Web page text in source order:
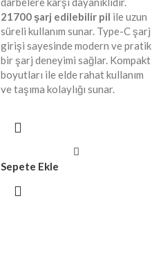
21700 şarj edilebilir pil ile uzun
süreli kullanım sunar. Type-C şarj
girişi sayesinde modern ve pratik
bir şarj deneyimi sağlar. Kompakt
boyutları ile elde rahat kullanım
ve taşıma kolaylığı sunar.
Sepete Ekle